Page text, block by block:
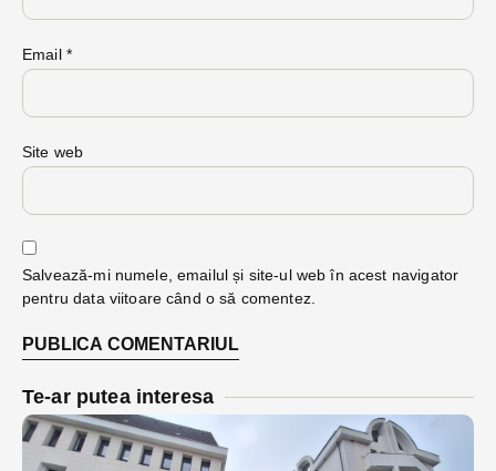
Email *
Site web
Salvează-mi numele, emailul și site-ul web în acest navigator
pentru data viitoare când o să comentez.
Te-ar putea interesa